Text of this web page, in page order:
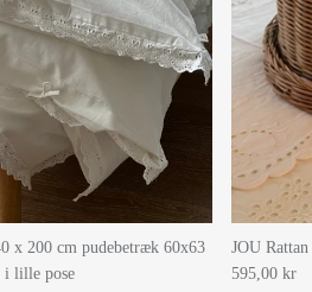
x 200 cm pudebetræk 60x63
i lille pose
JOU
595,00 kr